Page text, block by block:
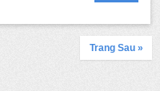
Trang Sau »